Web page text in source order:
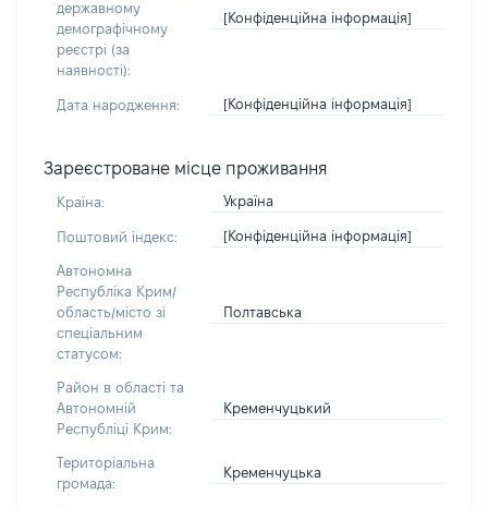
державному
демографічному
реєстрі (за
наявності):
[Конфіденційна інформація]
Дата народження: [Конфіденційна інформація]
Зареєстроване місце проживання
Країна: Україна
Поштовий індекс: [Конфіденційна інформація]
Автономна
Республіка Крим/
область/місто зі
спеціальним
статусом:
Полтавська
Район в області та
Автономній
Республіці Крим:
Кременчуцький
Територіальна
громада:
Кременчуцька